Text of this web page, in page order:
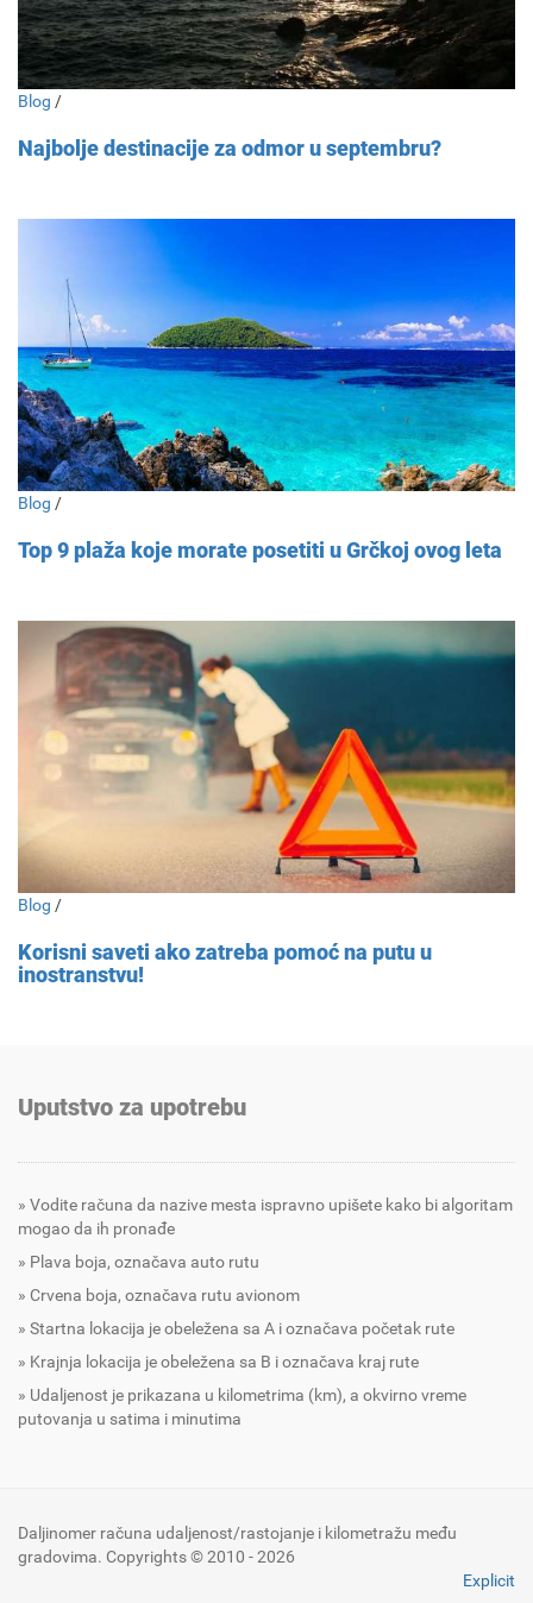
Blog /
Najbolje destinacije za odmor u septembru?
Blog /
Top 9 plaža koje morate posetiti u Grčkoj ovog leta
Blog /
Korisni saveti ako zatreba pomoć na putu u
inostranstvu!
Uputstvo za upotrebu
Vodite računa da nazive mesta ispravno upišete kako bi algoritam
mogao da ih pronađe
Plava boja, označava auto rutu
Crvena boja, označava rutu avionom
Startna lokacija je obeležena sa A i označava početak rute
Krajnja lokacija je obeležena sa B i označava kraj rute
Udaljenost je prikazana u kilometrima (km), a okvirno vreme
putovanja u satima i minutima
Daljinomer računa udaljenost/rastojanje i kilometražu među
gradovima. Copyrights © 2010 - 2026
Explicit